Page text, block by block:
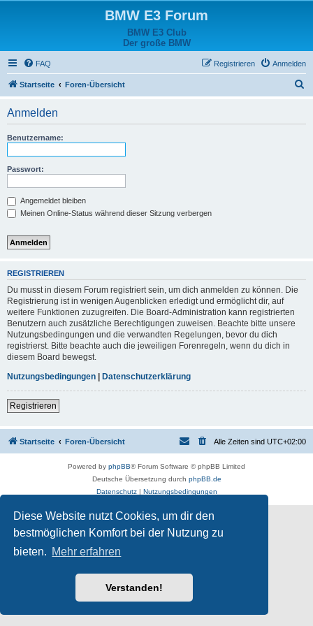
Diese Website nutzt Cookies, um dir den
bestmöglichen Komfort bei der Nutzung zu
bieten. Mehr erfahren
Verstanden!
BMW E3 Forum
BMW E3 Club
Der große BMW
FAQ Anmelden
Registrieren
Startseite Foren-Übersicht
Anmelden
Benutzername:
Passwort:
Angemeldet bleiben
Meinen Online-Status während dieser Sitzung verbergen
REGISTRIEREN
Du musst in diesem Forum registriert sein, um dich anmelden zu können. Die
Registrierung ist in wenigen Augenblicken erledigt und ermöglicht dir, auf
weitere Funktionen zuzugreifen. Die Board-Administration kann registrierten
Benutzern auch zusätzliche Berechtigungen zuweisen. Beachte bitte unsere
Nutzungsbedingungen und die verwandten Regelungen, bevor du dich
registrierst. Bitte beachte auch die jeweiligen Forenregeln, wenn du dich in
diesem Board bewegst.
Nutzungsbedingungen | Datenschutzerklärung
Registrieren
Startseite Foren-Übersicht Alle Zeiten sind UTC+02:00
Powered by phpBB® Forum Software © phpBB Limited
Deutsche Übersetzung durch phpBB.de
Datenschutz| Nutzungsbedingungen